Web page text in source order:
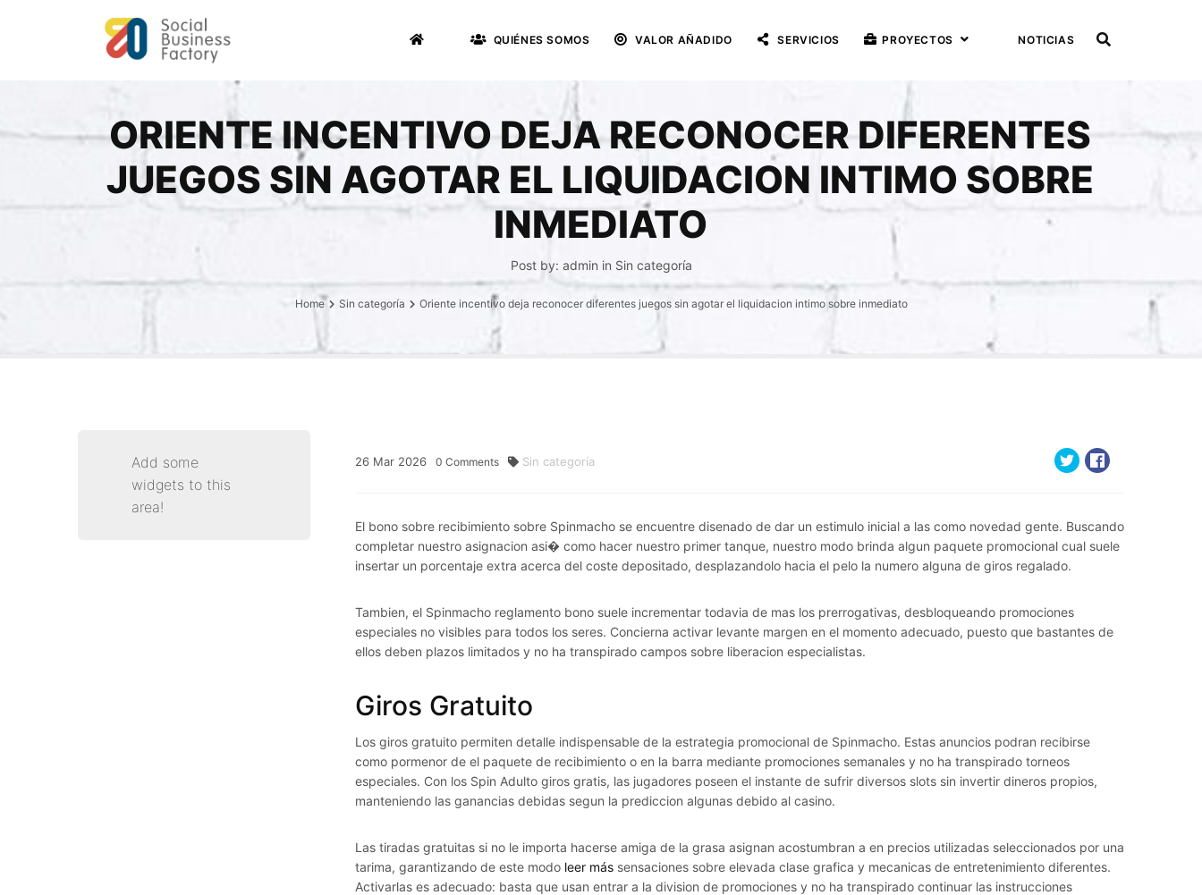
QUIÉNES SOMOS VALOR AÑADIDO SERVICIOS PROYECTOS NOTICIAS
ORIENTE INCENTIVO DEJA RECONOCER DIFERENTES
JUEGOS SIN AGOTAR EL LIQUIDACION INTIMO SOBRE
INMEDIATO
Post by: admin in Sin categoría
Home Sin categoría Oriente incentivo deja reconocer diferentes juegos sin agotar el liquidacion intimo sobre inmediato
26 Mar 2026 0 Comments Sin categoría
El bono sobre recibimiento sobre Spinmacho se encuentre disenado de dar un estimulo inicial a las como novedad gente. Buscando
completar nuestro asignacion asi� como hacer nuestro primer tanque, nuestro modo brinda algun paquete promocional cual suele
insertar un porcentaje extra acerca del coste depositado, desplazandolo hacia el pelo la numero alguna de giros regalado.
Tambien, el Spinmacho reglamento bono suele incrementar todavia de mas los prerrogativas, desbloqueando promociones
especiales no visibles para todos los seres. Concierna activar levante margen en el momento adecuado, puesto que bastantes de
ellos deben plazos limitados y no ha transpirado campos sobre liberacion especialistas.
Giros Gratuito
Los giros gratuito permiten detalle indispensable de la estrategia promocional de Spinmacho. Estas anuncios podran recibirse
como pormenor de el paquete de recibimiento o en la barra mediante promociones semanales y no ha transpirado torneos
especiales. Con los Spin Adulto giros gratis, las jugadores poseen el instante de sufrir diversos slots sin invertir dineros propios,
manteniendo las ganancias debidas segun la prediccion algunas debido al casino.
Las tiradas gratuitas si no le importa hacerse amiga de la grasa asignan acostumbran a en precios utilizadas seleccionados por una
tarima, garantizando de este modo leer más sensaciones sobre elevada clase grafica y mecanicas de entretenimiento diferentes.
Activarlas es adecuado: basta que usan entrar a la division de promociones y no ha transpirado continuar las instrucciones
Add some
widgets to this
area!